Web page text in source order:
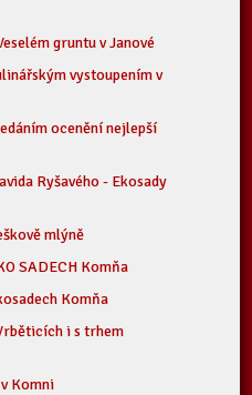
gruntu v Janové
vystoupením v
ocenění nejlepší
Ryšavého - Ekosady
mlýně
SADECH Komňa
Komňa
i s trhem
Komni